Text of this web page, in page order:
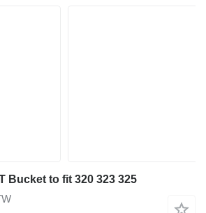
Bucket to fit 320 323 325